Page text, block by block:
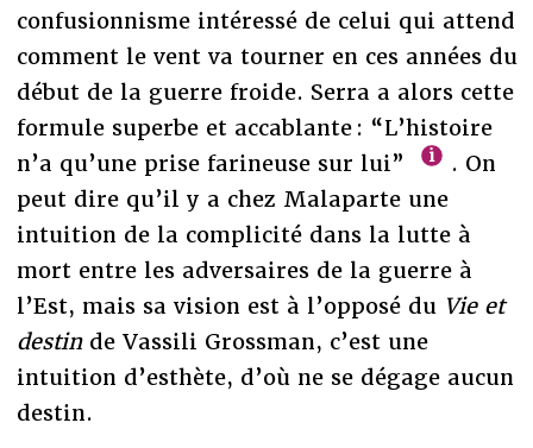
confusionnisme intéressé de celui qui attend
comment le vent va tourner en ces années du
début de la guerre froide. Serra a alors cette
formule superbe et accablante : “L’histoire
n’a qu’une prise farineuse sur lui”
. On
peut dire qu’il y a chez Malaparte une
intuition de la complicité dans la lutte à
mort entre les adversaires de la guerre à
l’Est, mais sa vision est à l’opposé du Vie et
destinde Vassili Grossman, c’est une
intuition d’esthète, d’où ne se dégage aucun
destin.